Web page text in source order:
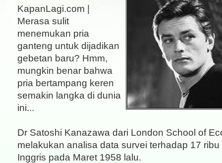
KapanLagi.com |
Merasa sulit
menemukan pria
ganteng untuk dijadikan
gebetan baru? Hmm,
mungkin benar bahwa
pria bertampang keren
semakin langka di dunia
ini...
Dr Satoshi Kanazawa dari London School of
melakukan analisa data survei terhadap 17
Inggris pada Maret 1958 lalu.